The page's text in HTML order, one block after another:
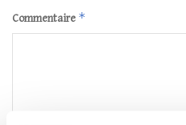
Commentaire *